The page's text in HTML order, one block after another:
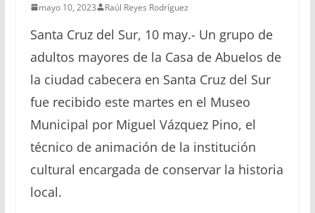
mayo 10, 2023 Raúl Reyes Rodríguez
Santa Cruz del Sur, 10 may.- Un grupo de
adultos mayores de la Casa de Abuelos de
la ciudad cabecera en Santa Cruz del Sur
fue recibido este martes en el Museo
Municipal por Miguel Vázquez Pino, el
técnico de animación de la institución
cultural encargada de conservar la historia
local.